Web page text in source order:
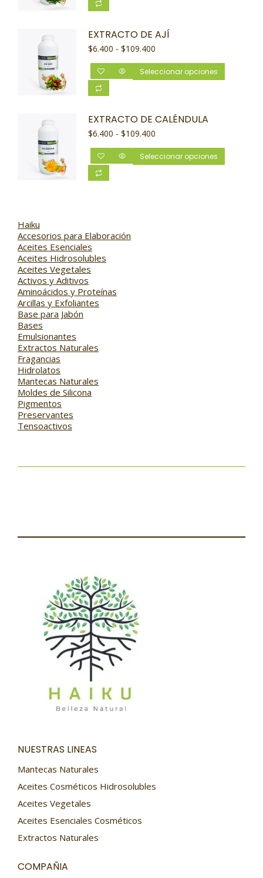
EXTRACTO DE AJÍ
$6.400 - $109.400
Seleccionar opciones
EXTRACTO DE CALÉNDULA
$6.400 - $109.400
Seleccionar opciones
Haiku
Accesorios para Elaboración
Aceites Esenciales
Aceites Hidrosolubles
Aceites Vegetales
Activos y Aditivos
Aminoácidos y Proteínas
Arcillas y Exfoliantes
Base para Jabón
Bases
Emulsionantes
Extractos Naturales
Fragancias
Hidrolatos
Mantecas Naturales
Moldes de Silicona
Pigmentos
Preservantes
Tensoactivos
NUESTRAS LINEAS
Mantecas Naturales
Aceites Cosméticos Hidrosolubles
Aceites Vegetales
Aceites Esenciales Cosméticos
Extractos Naturales
COMPAÑIA